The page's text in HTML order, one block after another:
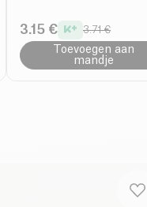
3.15 € 3.71 €
Toevoegen aan
mandje